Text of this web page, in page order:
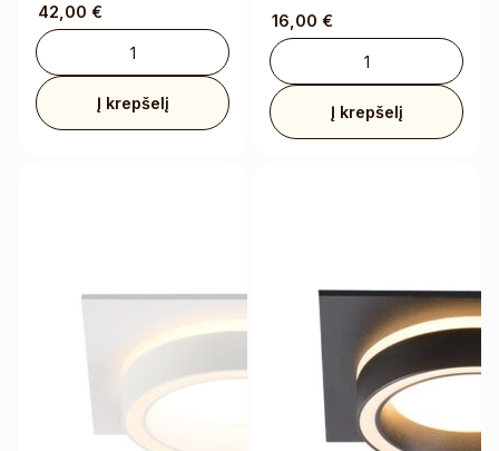
42,00 €
Į krepšelį
16,00 €
Į krepšelį